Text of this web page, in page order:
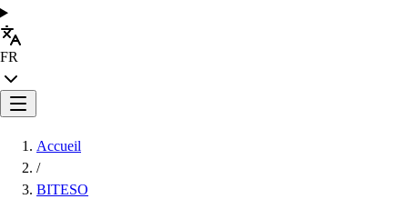
FR
Accueil
/
BITESO